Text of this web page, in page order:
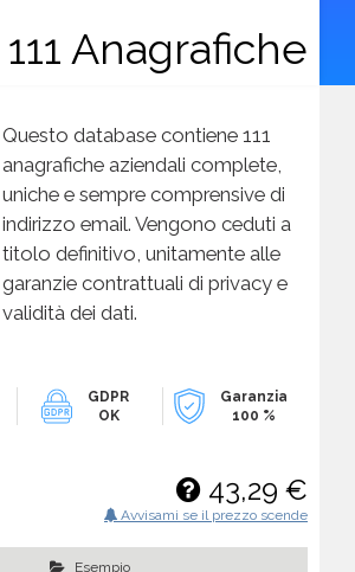
111 Anagrafiche
Questo database contiene 111
anagrafiche aziendali complete,
uniche e sempre comprensive di
indirizzo email. Vengono ceduti a
titolo definitivo, unitamente alle
garanzie contrattuali di privacy e
validità dei dati.
GDPR
OK
Garanzia
100 %
43,29 €
Avvisami se il prezzo scende
Esempio